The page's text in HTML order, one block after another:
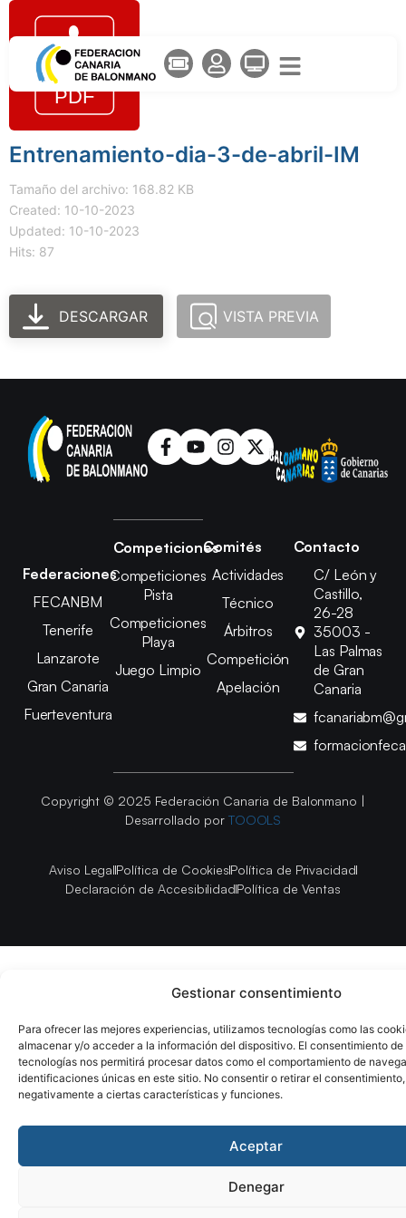
Gestionar consentimiento
Para ofrecer las mejores experiencias, utilizamos tecnologías como las
almacenar y/o acceder a la información del dispositivo. El consentimiento de
tecnologías nos permitirá procesar datos como el comportamiento de
identificaciones únicas en este sitio. No consentir o retirar el
negativamente a ciertas características y funciones.
Aceptar
Denegar
Entrenamiento-dia-3-de-abril-IM
Tamaño del archivo: 168.82 KB
Created: 10-10-2023
Updated: 10-10-2023
Hits: 87
DESCARGAR VISTA PREVIA
Federaciones
FECANBM
Tenerife
Lanzarote
Gran Canaria
Fuerteventura
Competiciones
Competiciones
Pista
Competiciones
Playa
Juego Limpio
Comités
Actividades
Técnico
Árbitros
Competición
Apelación
Contacto
C/ León y
Castillo,
26-28
35003 -
Las Palmas
de Gran
Canaria
Copyright © 2025 Federación Canaria de Balonmano |
Desarrollado por TOOOLS
Aviso LegalPolítica de CookiesPolítica de Privacidad
Declaración de AccesibilidadPolítica de Ventas